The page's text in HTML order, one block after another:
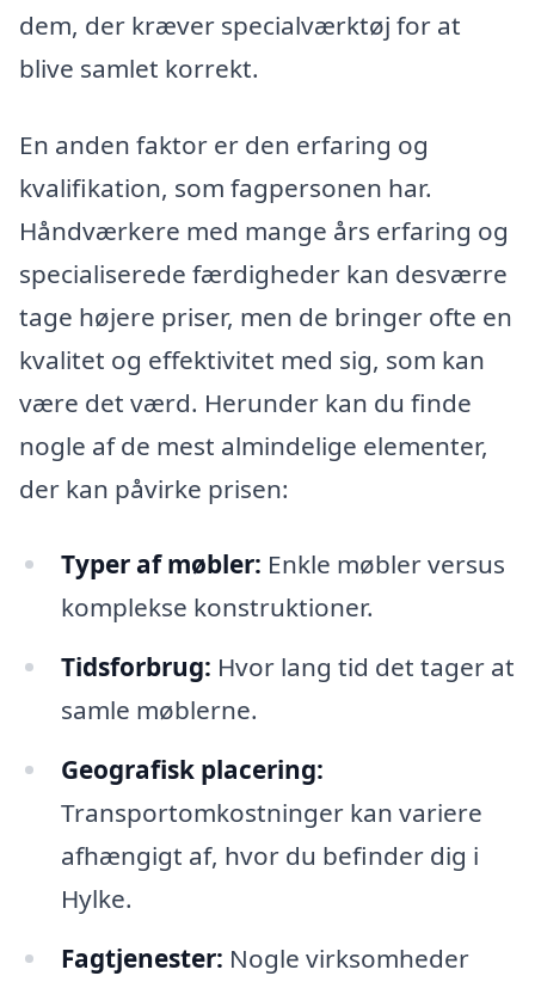
dem, der kræver specialværktøj for at
blive samlet korrekt.
En anden faktor er den erfaring og
kvalifikation, som fagpersonen har.
Håndværkere med mange års erfaring og
specialiserede færdigheder kan desværre
tage højere priser, men de bringer ofte en
kvalitet og effektivitet med sig, som kan
være det værd. Herunder kan du finde
nogle af de mest almindelige elementer,
der kan påvirke prisen:
Typer af møbler: Enkle møbler versus
komplekse konstruktioner.
Tidsforbrug: Hvor lang tid det tager at
samle møblerne.
Geografisk placering:
Transportomkostninger kan variere
afhængigt af, hvor du befinder dig i
Hylke.
Fagtjenester: Nogle virksomheder